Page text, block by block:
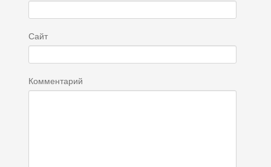
Сайт
Комментарий